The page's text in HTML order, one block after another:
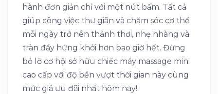
hành đơn giản chỉ với một nút bấm. Tất cả
giúp công việc thư giãn và chăm sóc cơ thể
mỗi ngày trở nên thảnh thơi, nhẹ nhàng và
tràn đầy hứng khởi hơn bao giờ hết. Đừng
bỏ lỡ cơ hội sở hữu chiếc máy massage mini
cao cấp với độ bền vượt thời gian này cùng
mức giá ưu đãi nhất hôm nay!